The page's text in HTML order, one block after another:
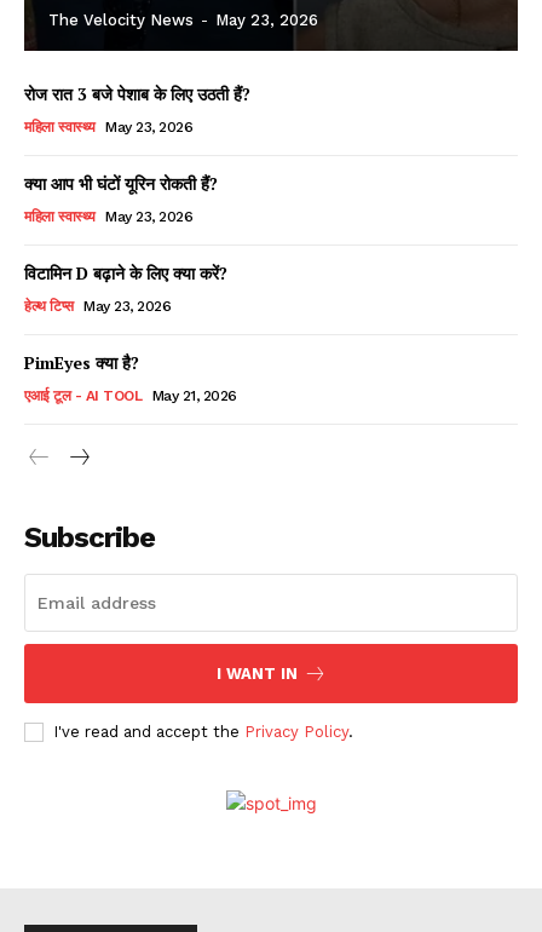
The Velocity News - May 23, 2026
रोज रात 3 बजे पेशाब के लिए उठती हैं?
महिला स्वास्थ्य May 23, 2026
क्या आप भी घंटों यूरिन रोकती हैं?
महिला स्वास्थ्य May 23, 2026
विटामिन D बढ़ाने के लिए क्या करें?
हेल्थ टिप्स May 23, 2026
PimEyes क्या है?
एआई टूल - AI TOOL May 21, 2026
Subscribe
I WANT IN
I've read and accept the Privacy Policy.